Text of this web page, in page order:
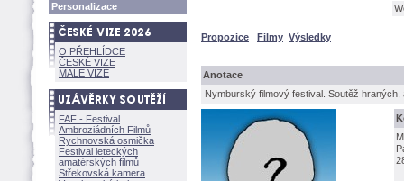
Personalizace
O PŘEHLÍDCE
ČESKÉ VIZE
MALÉ VIZE
FAF - Festival
Ambroziádních Filmů
Rychnovská osmička
Festival leteckých
amatérských filmů
Střekovská kamera
Propozice Filmy Výsledky
Anotace
Nymburský filmový festival. Soutěž